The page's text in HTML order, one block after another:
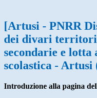
[Artusi - PNRR
dei divari
secondarie e lotta
scolastica - Artusi
Introduzione alla pagina